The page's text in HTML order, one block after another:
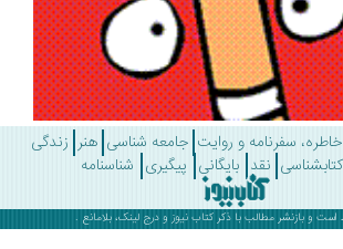
سفرنامه و روایت جامعه شناسی هنر زندگی
نقد بایگانی پیگیری شناسنامه
مطالب با ذکرکتاب نیوز و درج لینک، بلامانع .